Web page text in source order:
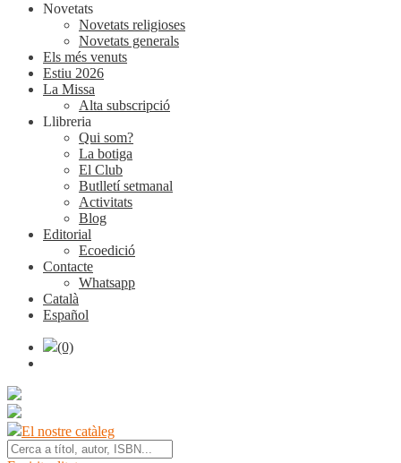
Novetats
Novetats religioses
Novetats generals
Els més venuts
Estiu 2026
La Missa
Alta subscripció
Llibreria
Qui som?
La botiga
El Club
Butlletí setmanal
Activitats
Blog
Editorial
Ecoedició
Contacte
Whatsapp
Català
Español
(0)
El nostre catàleg